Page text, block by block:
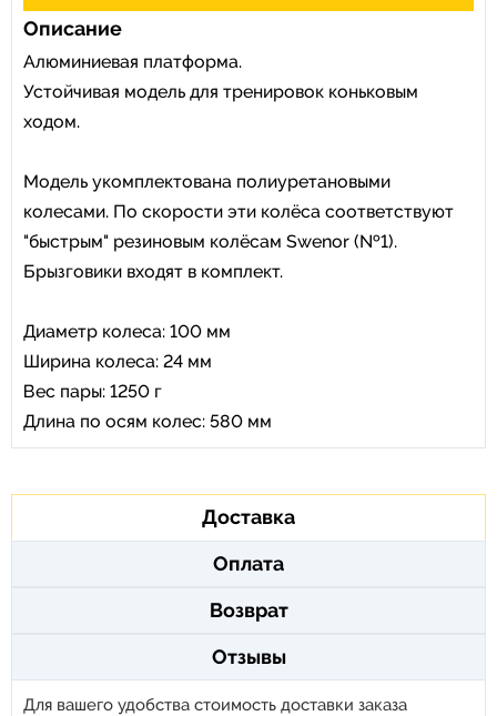
Описание
Алюминиевая платформа.
Устойчивая модель для тренировок коньковым
ходом.
Модель укомплектована полиуретановыми
колесами. По скорости эти колёса соответствуют
"быстрым" резиновым колёсам Swenor (№1).
Брызговики входят в комплект.
Диаметр колеса: 100 мм
Ширина колеса: 24 мм
Вес пары: 1250 г
Длина по осям колес: 580 мм
Доставка
Оплата
Возврат
Отзывы
Для вашего удобства стоимость доставки заказа